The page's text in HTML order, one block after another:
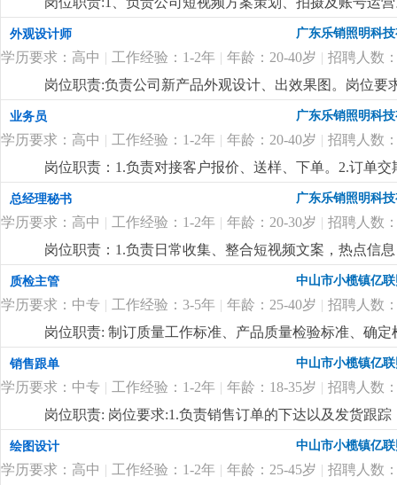
然流量。能独立运营和维护公司旗下抖音及其他短视频
曝光度和知名度。2、参与视频内容策划、选题、脚本
向，善于捕捉当下热门视频、热点事件，结合品牌特性
体验。5、1-3年新媒体运营经验，熟悉短视频平台运营
捉新事物，思想跳跃的应届毕业生也可！7、公司福利
年终奖等。
外观设计师 广东乐销照明科
学历要求：高中 | 工作经验：1-2年 | 年龄：20-40岁 | 招聘人数
岗位职责:负责公司新产品外观设计、出效果图。岗位要
的构思、创新能力。2.工作认真负责，有团队精神，服
议。
业务员 广东乐销照明科
学历要求：高中 | 工作经验：1-2年 | 年龄：20-40岁 | 招聘人数
岗位职责：1.负责对接客户报价、送样、下单。2.订单
时上门拜访客户，维系客户关系。任职要求：男,18-35
际、公关能力和抗压能力。公司客户资源稳定，待遇面
总经理秘书 广东乐销照明科
学历要求：高中 | 工作经验：1-2年 | 年龄：20-30岁 | 招聘人数
岗位职责：1.负责日常收集、整合短视频文案，热点信
司合作的短视频运营公司作为合格的拍摄文案。2.负责
要求18~30岁，熟练使用基础办公软件、会用ai软件找
收集能力，有较强的上进心和学习能力，服从安排。3.
绩效奖，社保，公费学习更详细...
质检主管 中山市小榄镇亿
学历要求：中专 | 工作经验：3-5年 | 年龄：25-40岁 | 招聘人数
岗位职责: 制订质量工作标准、产品质量检验标准、确
全过程的质量管理工作，对所承担的工作负责；岗位要
货、索赔等异常处理，组织相关部门调查、分析协调各
料、半成品、成品的抽检及产线上的操作工艺流程进行
领导交代的各项工作任务；更详细...
销售跟单 中山市小榄镇亿
学历要求：中专 | 工作经验：1-2年 | 年龄：18-35岁 | 招聘人数
岗位职责: 岗位要求:1.负责销售订单的下达以及发货跟
账款的回收跟进；4.负责客户投诉的信息接口传递工作
更新维护等等；
绘图设计 中山市小榄镇亿
学历要求：高中 | 工作经验：1-2年 | 年龄：25-45岁 | 招聘人数